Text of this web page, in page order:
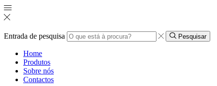
Entrada de pesquisa Pesquisar
Home
Produtos
Sobre nós
Contactos